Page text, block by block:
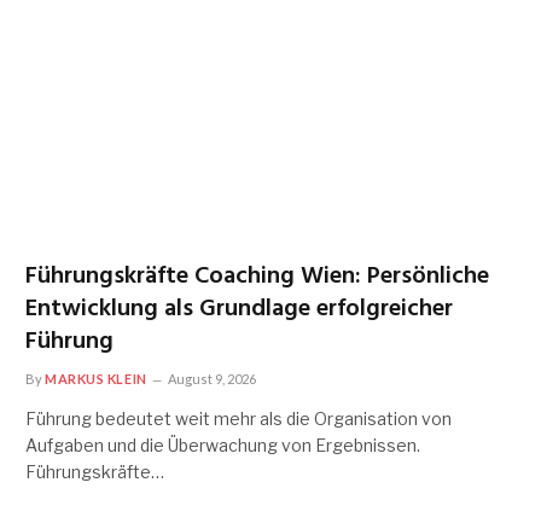
Führungskräfte Coaching Wien: Persönliche
Entwicklung als Grundlage erfolgreicher
Führung
ByMARKUS KLEIN August 9, 2026
Führung bedeutet weit mehr als die Organisation von
Aufgaben und die Überwachung von Ergebnissen.
Führungskräfte…